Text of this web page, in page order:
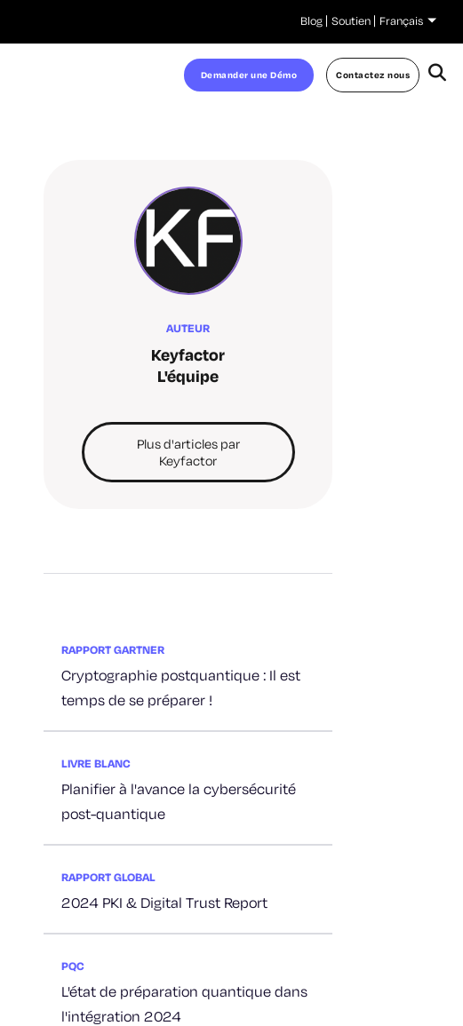
Blog Soutien Français
Demander une Démo Contactez nous
AUTEUR
Keyfactor
L'équipe
Plus d'articles par
Keyfactor
RAPPORT GARTNER
Cryptographie postquantique : Il est
temps de se préparer !
LIVRE BLANC
Planifier à l'avance la cybersécurité
post-quantique
RAPPORT GLOBAL
2024 PKI & Digital Trust Report
PQC
L'état de préparation quantique dans
l'intégration 2024